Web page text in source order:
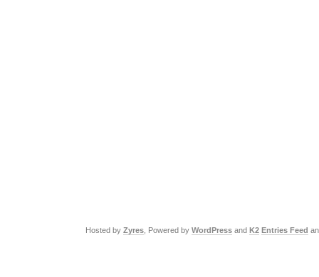
Hosted by Zyres , Powered by WordPress and K2 Entries Feed